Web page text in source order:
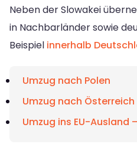
Neben der Slowakei
in Nachbarländer sowie
Beispiel innerhalb
Umzug nach Polen
Umzug nach Österreich
Umzug ins EU-Ausland